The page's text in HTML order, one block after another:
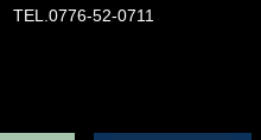
TEL.0776-52-0711